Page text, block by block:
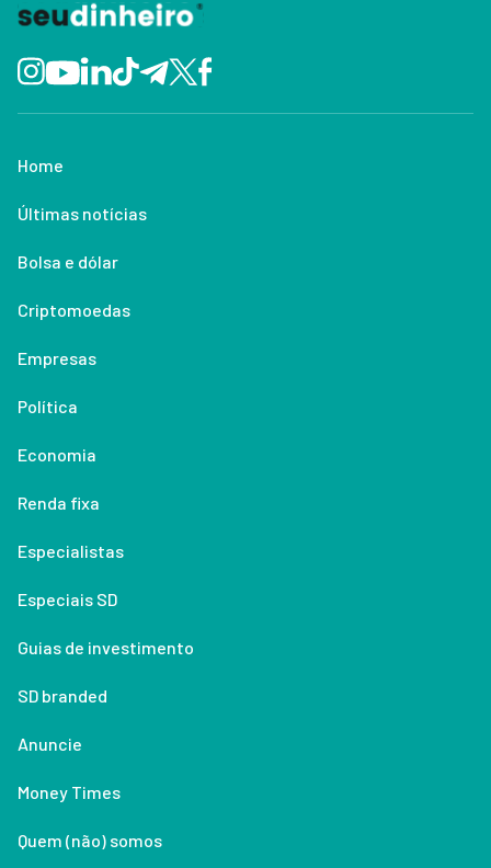
Home
Últimas notícias
Bolsa e dólar
Criptomoedas
Empresas
Política
Economia
Renda fixa
Especialistas
Especiais SD
Guias de investimento
SD branded
Anuncie
Money Times
Quem (não) somos